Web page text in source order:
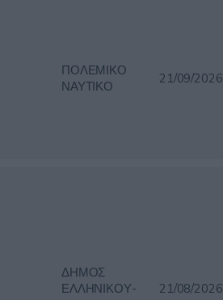
ΠΟΛΕΜΙΚΟ
ΝΑΥΤΙΚΟ
21/09/2026
ΔΗΜΟΣ
ΕΛΛΗΝΙΚΟΥ-
21/08/2026